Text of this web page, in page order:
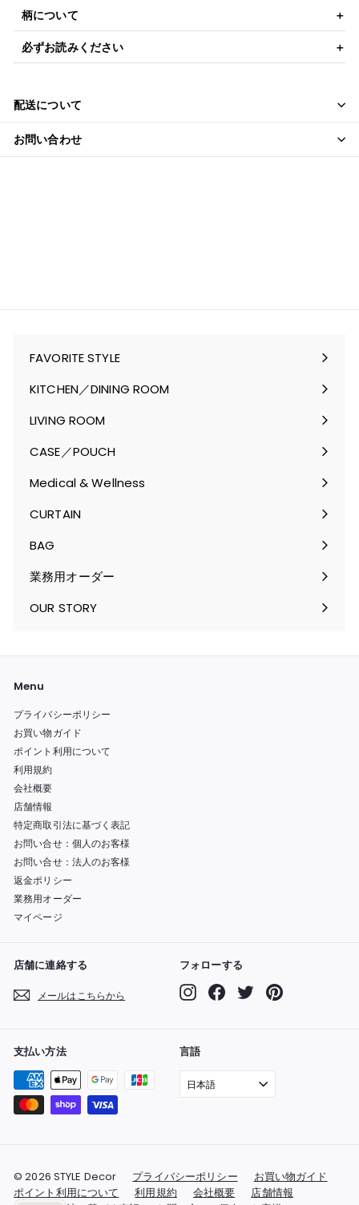
柄について
必ずお読みください
配送について
お問い合わせ
FAVORITE STYLE
サ
メ
ュ
を
く
KITCHEN／DINING ROOM
サ
メ
ュ
を
く
LIVING ROOM
サ
メ
ュ
を
く
CASE／POUCH
サ
メ
ュ
を
く
Medical & Wellness
サ
メ
ュ
を
く
CURTAIN
サ
メ
ニ
ュ
を
BAG
サ
ブ
メ
ュ
開
業務用オーダー
OUR STORY
Menu
プライバシーポリシー
お買い物ガイド
ポイント利用について
利用規約
会社概要
店舗情報
特定商取引法に基づく表記
お問い合せ：個人のお客様
お問い合せ：法人のお客様
返金ポリシー
業務用オーダー
マイページ
店舗に連絡する
メールはこちらから
フォローする
InstagramFacebook
Twitter
支払い方法 言語
日本語
© 2026 STYLE Decor プライバシーポリシー
お買い物ガイド
ポイント利用について
利用規約 会社概要
店舗情報